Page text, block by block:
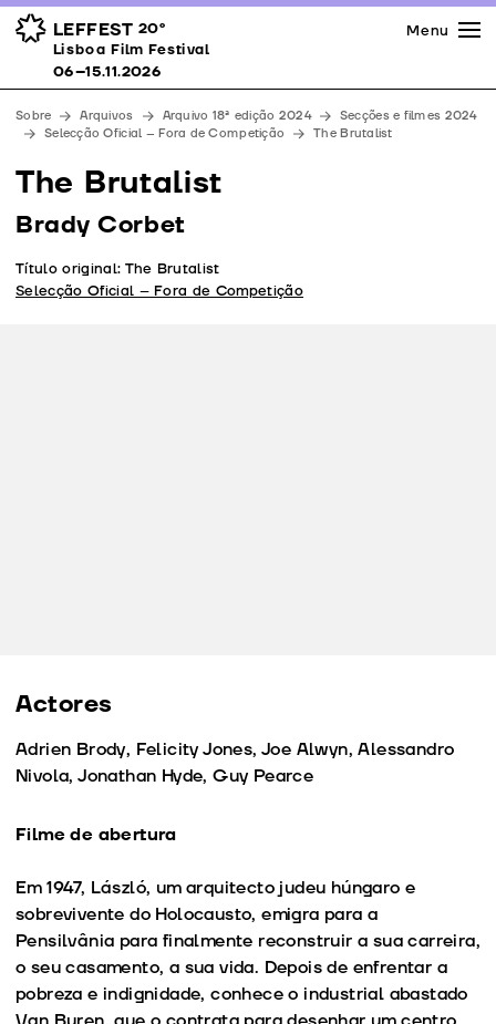
LEFFEST 20º
Lisboa Film Festival 06–15.11.2026
Prémios
Espaços
Apoios
Equipa
Downloads
Contactos
Menu
Lisboa Film Festival
06–15.11.2026
Sobre Arquivos Arquivo 18ª edição 2024
Secções e filmes 2024
Selecção Oficial – Fora de Competição
The Brutalist
The Brutalist
Brady Corbet
Título original: The Brutalist
Selecção Oficial – Fora de Competição
Actores
Adrien Brody, Felicity Jones, Joe Alwyn, Alessandro
Nivola, Jonathan Hyde, Guy Pearce
Filme de abertura
Em 1947, László, um arquitecto judeu húngaro e
sobrevivente do Holocausto, emigra para a
Pensilvânia para finalmente reconstruir a sua carreira,
o seu casamento, a sua vida. Depois de enfrentar a
pobreza e indignidade, conhece o industrial abastado